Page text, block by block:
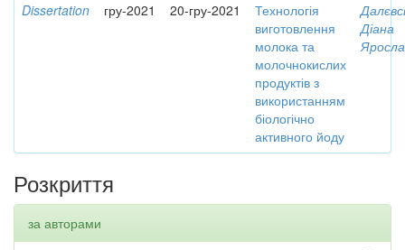
Dissertation гру-2021 20-гру-2021
Технологія
виготовлення
молока та
молочнокислих
продуктів з
використанням
біологічно
активного йоду
Діана
Розкриття
за авторами